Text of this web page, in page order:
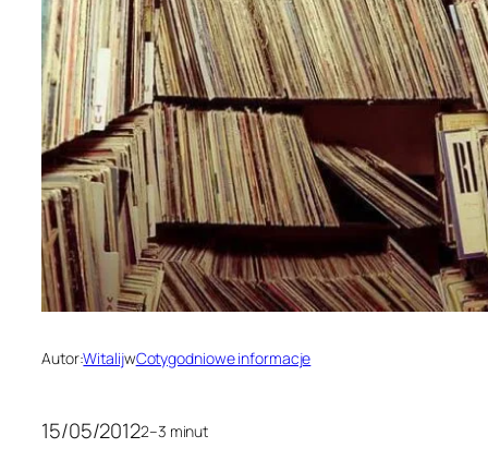
Autor:WitalijwCotygodniowe informacje
15/05/20122–3 minut